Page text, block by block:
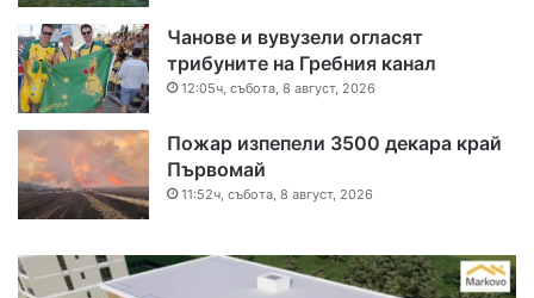
Чанове и вувузели огласят
трибуните на Гребния канал
12:05ч, събота, 8 август, 2026
Пожар изпепели 3500 декара край
Първомай
11:52ч, събота, 8 август, 2026